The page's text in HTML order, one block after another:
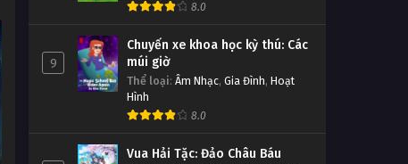
8.0
9
Chuyến xe khoa học kỳ thú: Các
múi giờ
Thể loại: Âm Nhạc, Gia Đình, Hoạt
Hình
8.0
Vua Hải Tặc: Đảo Châu Báu